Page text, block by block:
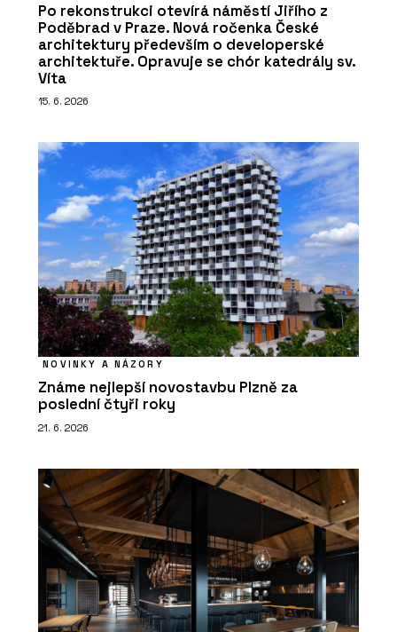
Po rekonstrukci otevírá náměstí Jiřího z
Poděbrad v Praze. Nová ročenka České
architektury především o developerské
architektuře. Opravuje se chór katedrály sv.
Víta
15. 6. 2026
NOVINKY A NÁZORY
Známe nejlepší novostavbu Plzně za
poslední čtyři roky
21. 6. 2026